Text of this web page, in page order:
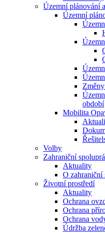
Územní plánování
Územní
období
Mobilita
Volby
Zahraniční
Aktuality
O zahraniční
Životní prostředí
Aktuality
Ochrana
Ochrana
Ochrana
Údržba